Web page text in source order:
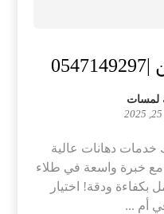
لمسات
خدمات دهانات عالية
مع خبرة واسعة في طلاء
بكفاءة ودقة! اختيار
أم ...